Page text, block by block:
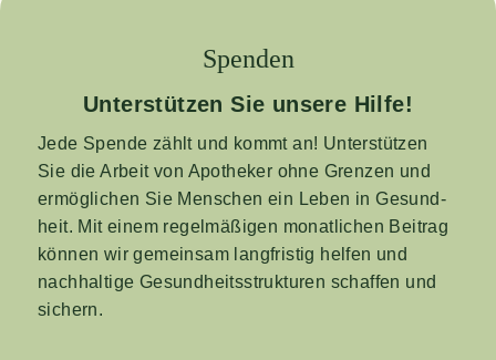
Spen­den
Unter­stüt­zen Sie unse­re Hilfe!
Jede Spen­de zählt und kommt an! Unter­stüt­zen
Sie die Arbeit von Apo­the­ker ohne Gren­zen und
ermög­li­chen Sie Men­schen ein Leben in Gesund­
heit. Mit einem regel­mä­ßi­gen monat­li­chen Bei­trag
kön­nen wir gemein­sam lang­fris­tig hel­fen und
nach­hal­ti­ge Gesund­heits­struk­tu­ren schaf­fen und
sichern.